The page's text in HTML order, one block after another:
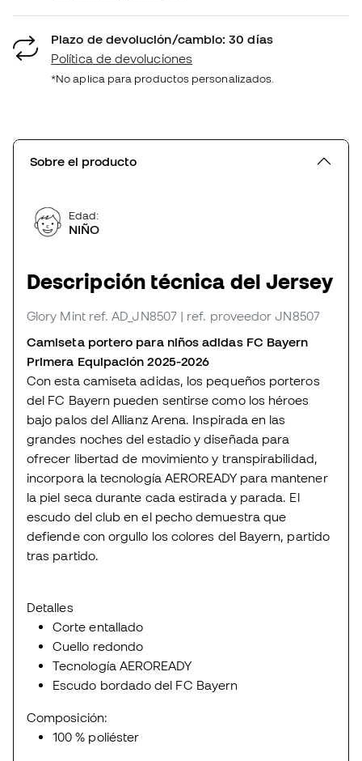
Plazo de devolución/cambio: 30 días
Política de devoluciones
*No aplica para productos personalizados.
Sobre el producto
Edad:
NIÑO
Descripción técnica del Jersey
Glory Mint ref. AD_JN8507 | ref. proveedor JN8507
Camiseta portero para niños adidas FC Bayern
Primera Equipación 2025-2026
Con esta camiseta adidas, los pequeños porteros
del FC Bayern pueden sentirse como los héroes
bajo palos del Allianz Arena. Inspirada en las
grandes noches del estadio y diseñada para
ofrecer libertad de movimiento y transpirabilidad,
incorpora la tecnología AEROREADY para mantener
la piel seca durante cada estirada y parada. El
escudo del club en el pecho demuestra que
defiende con orgullo los colores del Bayern, partido
tras partido.
Detalles
Corte entallado
Cuello redondo
Tecnología AEROREADY
Escudo bordado del FC Bayern
Composición:
100 % poliéster